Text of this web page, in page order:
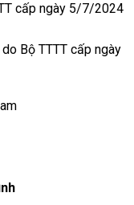
cấp ngày 5/7/2024
Bộ TTTT cấp ngày